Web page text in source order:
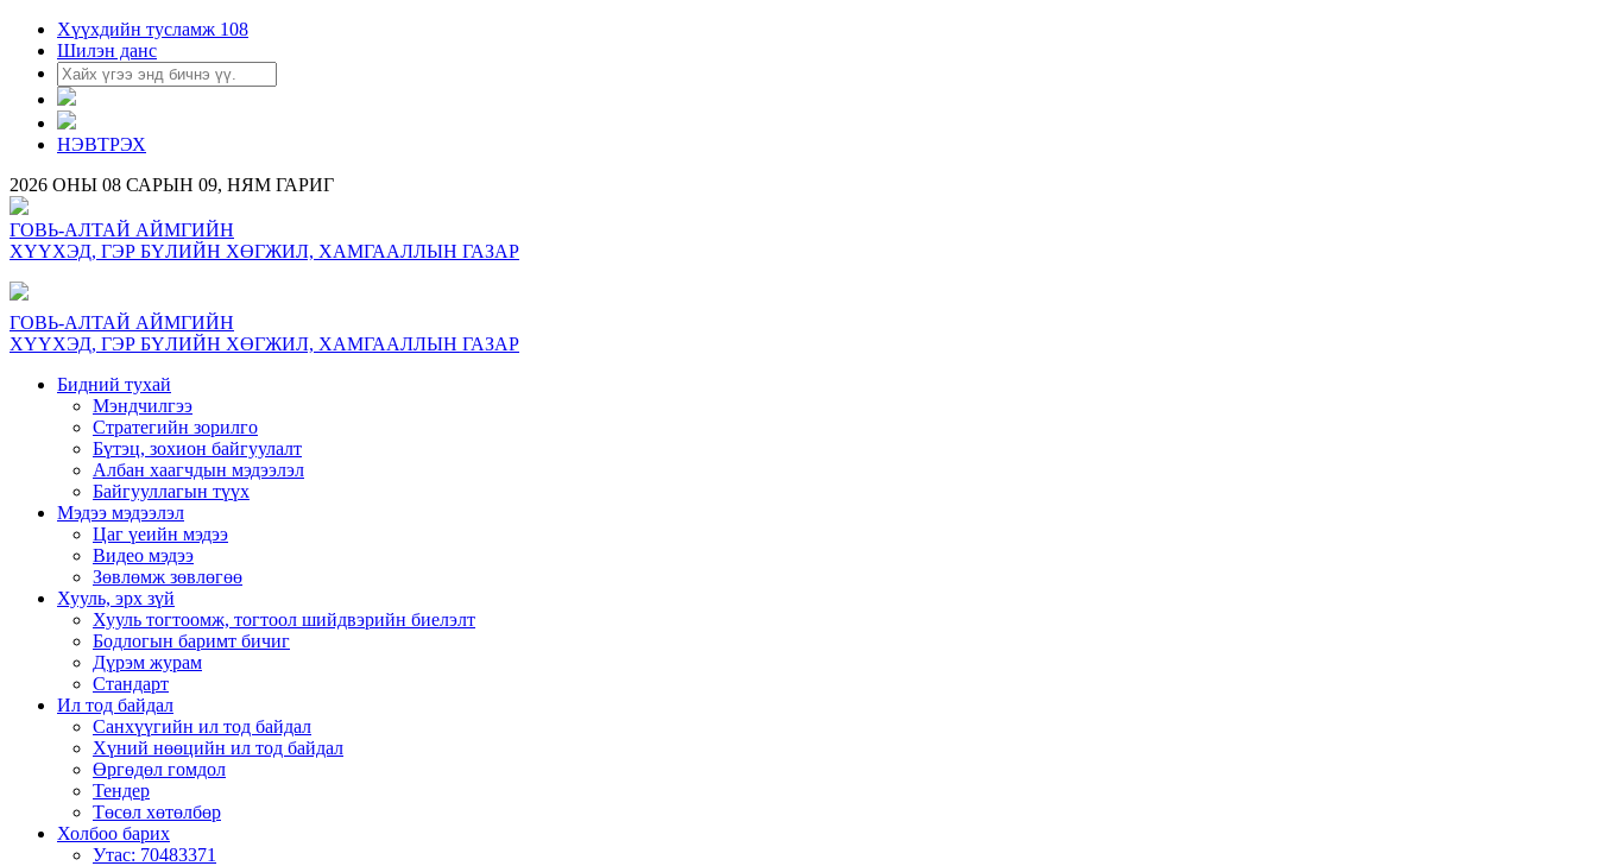
Хүүхдийн тусламж 108
Шилэн данс
НЭВТРЭХ
2026 ОНЫ 08 САРЫН 09, НЯМ ГАРИГ
ГОВЬ-АЛТАЙ АЙМГИЙН
ХҮҮХЭД, ГЭР БҮЛИЙН ХӨГЖИЛ, ХАМГААЛЛЫН ГАЗАР
ГОВЬ-АЛТАЙ АЙМГИЙН
ХҮҮХЭД, ГЭР БҮЛИЙН ХӨГЖИЛ, ХАМГААЛЛЫН ГАЗАР
Бидний тухай
Мэндчилгээ
Стратегийн зорилго
Бүтэц, зохион байгуулалт
Албан хаагчдын мэдээлэл
Байгууллагын түүх
Мэдээ мэдээлэл
Цаг үеийн мэдээ
Видео мэдээ
Зөвлөмж зөвлөгөө
Хууль, эрх зүй
Хууль тогтоомж, тогтоол шийдвэрийн биелэлт
Бодлогын баримт бичиг
Дүрэм журам
Стандарт
Ил тод байдал
Санхүүгийн ил тод байдал
Хүний нөөцийн ил тод байдал
Өргөдөл гомдол
Тендер
Төсөл хөтөлбөр
Холбоо барих
Утас: 70483371